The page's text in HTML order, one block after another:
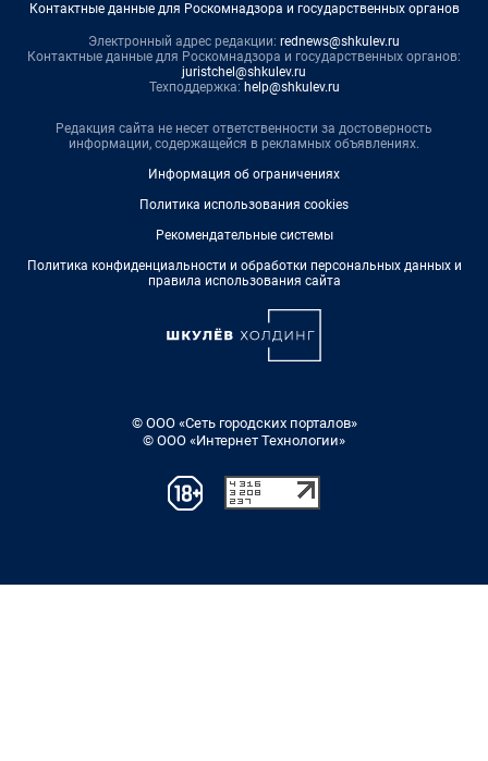
Контактные данные для Роскомнадзора и государственных органов
Электронный адрес редакции: rednews@shkulev.ru
Контактные данные для Роскомнадзора и государственных органов:
juristchel@shkulev.ru
Техподдержка: help@shkulev.ru
Редакция сайта не несет ответственности за достоверность
информации, содержащейся в рекламных объявлениях.
Информация об ограничениях
Политика использования cookies
Рекомендательные системы
Политика конфиденциальности и обработки персональных данных и
правила использования сайта
© ООО «Сеть городских порталов»
© ООО «Интернет Технологии»